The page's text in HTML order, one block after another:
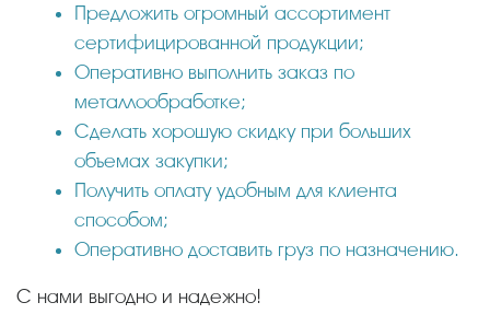
Предложить огромный ассортимент
сертифицированной продукции;
Оперативно выполнить заказ по
металлообработке;
Сделать хорошую скидку при больших
объемах закупки;
Получить оплату удобным для клиента
способом;
Оперативно доставить груз по назначению.
С нами выгодно и надежно!